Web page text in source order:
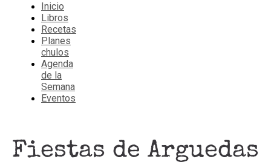
Inicio
Libros
Recetas
Planes
chulos
Agenda
de la
Semana
Eventos
Fiestas de Arguedas